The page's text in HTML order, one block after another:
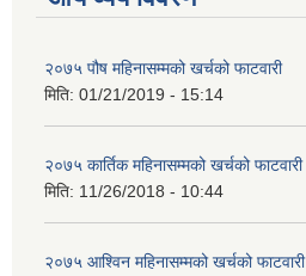
२०७५ पौष महिनासम्मको खर्चको फाटवारी
मिति: 01/21/2019 - 15:14
२०७५ कार्तिक महिनासम्मको खर्चको फाटवारी
मिति: 11/26/2018 - 10:44
२०७५ आश्विन महिनासम्मको खर्चको फाटवारी